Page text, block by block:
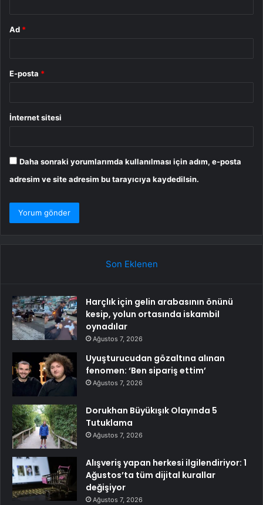
Ad *
E-posta *
İnternet sitesi
Daha sonraki yorumlarımda kullanılması için adım, e-posta
adresim ve site adresim bu tarayıcıya kaydedilsin.
Son Eklenen
Harçlık için gelin arabasının önünü
kesip, yolun ortasında iskambil
oynadılar
Ağustos 7, 2026
Uyuşturucudan gözaltına alınan
fenomen: ‘Ben sipariş ettim’
Ağustos 7, 2026
Dorukhan Büyükışık Olayında 5
Tutuklama
Ağustos 7, 2026
Alışveriş yapan herkesi ilgilendiriyor: 1
Ağustos’ta tüm dijital kurallar
değişiyor
Ağustos 7, 2026